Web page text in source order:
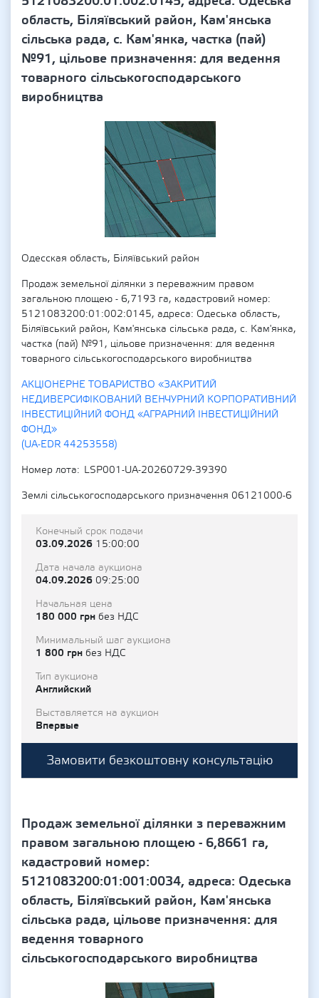
область, Біляївський район, Кам'янська
сільська рада, с. Кам'янка, частка (пай)
№91, цільове призначення: для ведення
товарного сільськогосподарського
виробництва
Одесская область, Біляївський район
Продаж земельної ділянки з переважним правом
загальною площею - 6,7193 га, кадастровий номер:
5121083200:01:002:0145, адреса: Одеська область,
Біляївський район, Кам'янська сільська рада, с. Кам'янка,
частка (пай) №91, цільове призначення: для ведення
товарного сільськогосподарського виробництва
АКЦІОНЕРНЕ ТОВАРИСТВО «ЗАКРИТИЙ
НЕДИВЕРСИФІКОВАНИЙ ВЕНЧУРНИЙ КОРПОРАТИВНИЙ
ІНВЕСТИЦІЙНИЙ ФОНД «АГРАРНИЙ ІНВЕСТИЦІЙНИЙ
ФОНД»
(UA-EDR 44253558)
Номер лота
LSP001-UA-20260729-39390
Землі сільськогосподарського призначення 06121000-6
Конечный срок подачи
03.09.2026 15:00:00
Дата начала аукциона
04.09.2026 09:25:00
Начальная цена
180 000 грн без НДС
Минимальный шаг аукциона
1 800 грн без НДС
Тип аукциона
Английский
Выставляется на аукцион
Впервые
Замовити безкоштовну консультацію
Продаж земельної ділянки з переважним
правом загальною площею - 6,8661 га,
кадастровий номер:
5121083200:01:001:0034, адреса: Одеська
область, Біляївський район, Кам'янська
сільська рада, цільове призначення: для
ведення товарного
сільськогосподарського виробництва